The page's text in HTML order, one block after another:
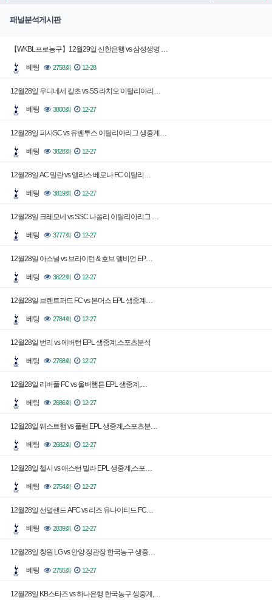
패널분석게시판
【WKBL프로농구】12월29일 신한은행 vs 삼성생명 …
베팅 2758회 12-28
12월28일 우디네세 칼초 vs SS 라치오 이탈리아리…
베팅 3800회 12-27
12월28일 피사SC vs 유벤투스 이탈리아리그 생중계…
베팅 3828회 12-27
12월28일 AC 밀란 vs 엘라스 베로나 FC 이탈리…
베팅 3819회 12-27
12월28일 크레모네 vs SSC 나폴리 이탈리아리그 …
베팅 3777회 12-27
12월28일 아스널 vs 브라이턴 & 호브 앨비언 EP…
베팅 3622회 12-27
12월28일 브렌트퍼드 FC vs 본머스 EPL 생중계…
베팅 2784회 12-27
12월28일 번리 vs 에버턴 EPL 생중계,스포츠분석
베팅 2768회 12-27
12월28일 리버풀 FC vs 울버햄튼 EPL 생중계,…
베팅 2686회 12-27
12월28일 웨스트햄 vs 풀럼 EPL 생중계,스포츠분…
베팅 2682회 12-27
12월28일 첼시 vs 애스턴 빌라 EPL 생중계,스포…
베팅 2754회 12-27
12월28일 선덜랜드 AFC vs 리즈 유나이티드 FC…
베팅 2839회 12-27
12월28일 창원 LG vs 안양 정관장 한국농구 생중…
베팅 2755회 12-27
12월28일 KB스타즈 vs 하나은행 한국농구 생중계,…